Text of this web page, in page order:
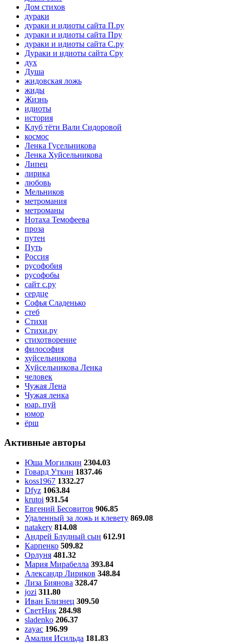
Дом стихов
дураки
дураки и идиоты сайта П.ру
дураки и идиоты сайта Пру
дураки и идиоты сайта С.ру
Дураки и идиоты сайта Сру
дух
Душа
жидовская ложь
жиды
Жизнь
идиоты
история
Клуб тёти Вали Сидоровой
космос
Ленка Гусельникова
Ленка Хуйсельникова
Липец
лирика
любовь
Мельников
метромания
метроманы
Нотаха Темофеева
проза
путен
Путь
Россия
русофобия
русофобы
сайт с.ру
сердце
Софья Сладенько
стеб
Стихи
Стихи.ру
стихотворение
философия
хуйсельникова
Хуйсельникова Ленка
человек
Чужая Лена
Чужая ленка
юар. пуй
юмор
ёрш
Активные авторы
Юша Могилкин 2304.03
Говард Уткин 1837.46
koss1967 1332.27
Dfyz 1063.84
krutoi 931.54
Евгений Бесовитов 906.85
Удаленный за ложь и клевету 869.08
natakery 814.08
Андрей Блудный сын 612.91
Карпенко 509.82
Орлуня 481.32
Мария Мирабелла 393.84
Александр Лириков 348.84
Лиза Биянова 328.47
jozi 311.80
Иван Близнец 309.50
СветНик 284.98
sladenko 206.37
zayac 196.99
Амалия Исильда 181.83